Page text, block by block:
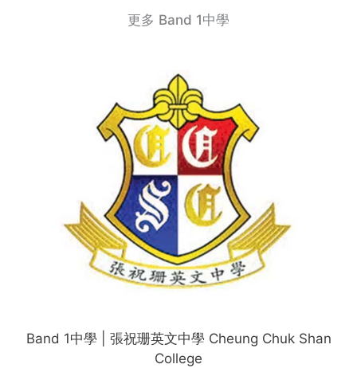
更多 Band 1中學
Band 1中學 | 張祝珊英文中學 Cheung Chuk Shan
College